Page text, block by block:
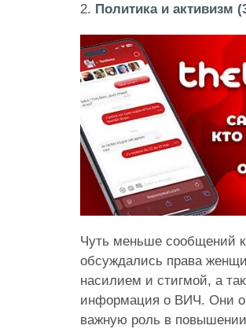
2. Политика и активизм
Чуть меньше сообщений
обсуждались права
насилием и стигмой, а
информация о ВИЧ. Они
важную роль в